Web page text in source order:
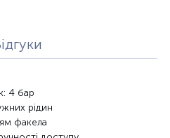
4 бар
рідин
факела